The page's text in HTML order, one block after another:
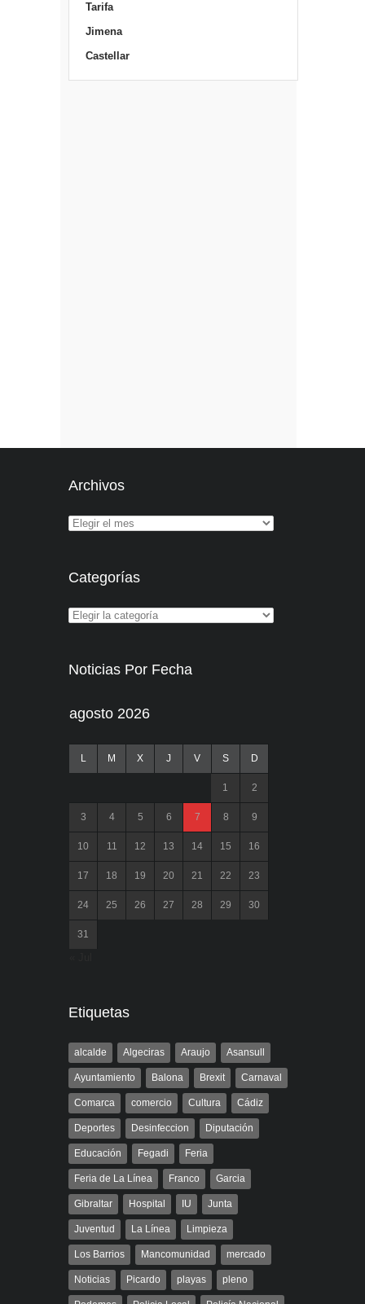
Tarifa
Jimena
Castellar
Archivos
Categorías
Noticias Por Fecha
agosto 2026
L M X J V S D
1 2
3 4 5 6 7 8 9
10 11 12 13 14 15 16
17 18 19 20 21 22 23
24 25 26 27 28 29 30
31
Etiquetas
alcalde Algeciras Araujo Asansull
Ayuntamiento Balona Brexit Carnaval
Comarca comercio Cultura Cádiz
Deportes Desinfeccion Diputación
Educación Fegadi Feria
Feria de La Línea Franco Garcia
Gibraltar Hospital IU Junta
Juventud La Línea Limpieza
Los Barrios Mancomunidad mercado
Noticias Picardo playas pleno